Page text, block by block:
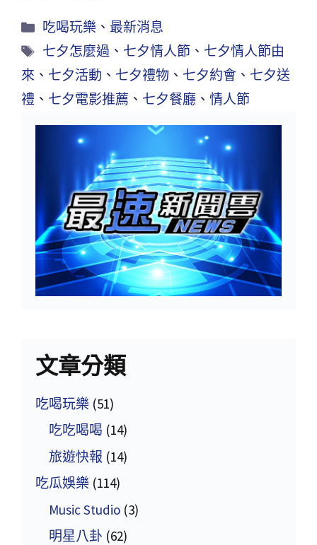
吃喝玩樂 、最新消息
七夕怎麼過 、 七夕情人節 、 七夕情人節由
來 、 七夕活動 、 七夕禮物 、 七夕約會 、 七夕送
禮 、 七夕電影推薦 、 七夕餐廳 、 情人節
文章分類
吃喝玩樂 (51)
吃吃喝喝 (14)
旅遊快報 (14)
吃瓜娛樂 (114)
Music Studio (3)
明星八卦 (62)